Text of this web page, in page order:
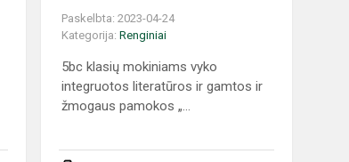
Paskelbta: 2023-04-24
Kategorija:Renginiai
5bc klasių mokiniams vyko
integruotos literatūros ir gamtos ir
žmogaus pamokos „...